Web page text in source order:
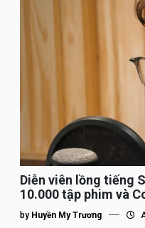
Diễn viên lồng tiếng
10.000 tập phim và
nhất”
by Huyền My Trương